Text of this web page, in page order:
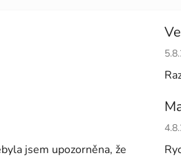
jsem upozorněna, že